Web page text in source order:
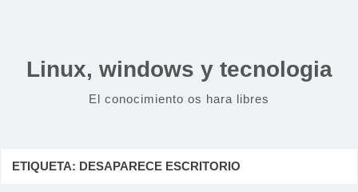
Linux, windows y tecnologia
El conocimiento os hara libres
ETIQUETA: DESAPARECE ESCRITORIO